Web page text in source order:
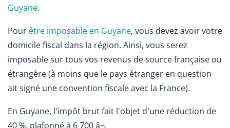
Guyane.
Pour être imposable en Guyane, vous devez avoir votre
domicile fiscal dans la région. Ainsi, vous serez
imposable sur tous vos revenus de source française ou
étrangère (à moins que le pays étranger en question
ait signé une convention fiscale avec la France).
En Guyane, l'impôt brut fait l'objet d'une réduction de
40 %, plafonné à 6 700 â¬.